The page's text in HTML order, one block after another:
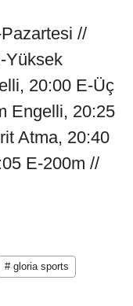
//
Yüksek
20:00 E-Üç
Engelli, 20:25
Atma, 20:40
E-200m //
# gloria sports